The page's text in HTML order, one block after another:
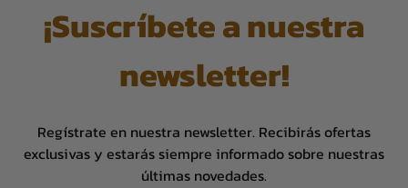
¡Suscríbete a nuestra
newsletter!
Regístrate en nuestra newsletter. Recibirás ofertas
exclusivas y estarás siempre informado sobre nuestras
últimas novedades.